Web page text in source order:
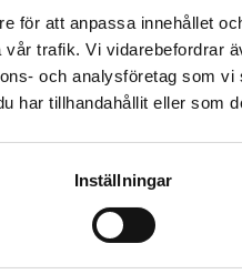
för att anpassa innehållet
trafik. Vi vidarebefordrar
och analysföretag som
har tillhandahållit eller som
Inställningar
kuori ja mehu